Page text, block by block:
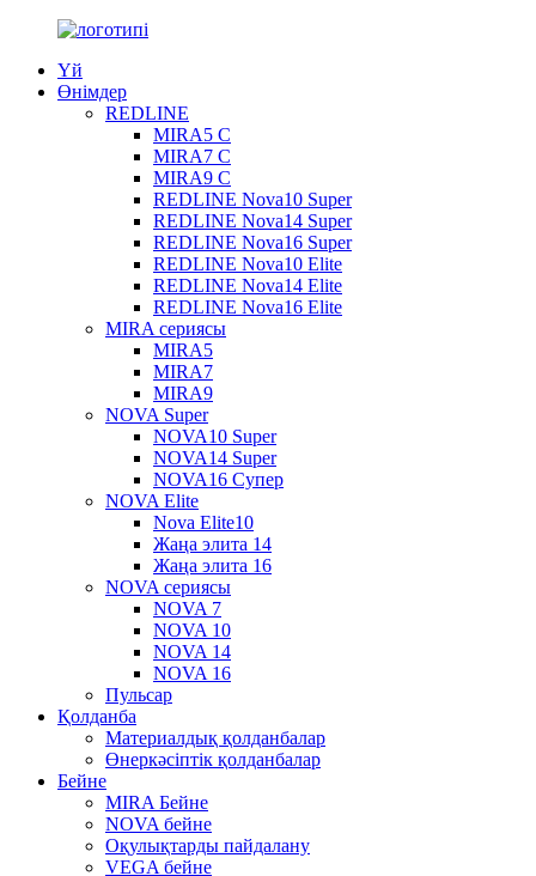
Үй
Өнімдер
REDLINE
MIRA5 С
MIRA7 С
MIRA9 С
REDLINE Nova10 Super
REDLINE Nova14 Super
REDLINE Nova16 Super
REDLINE Nova10 Elite
REDLINE Nova14 Elite
REDLINE Nova16 Elite
MIRA сериясы
MIRA5
MIRA7
MIRA9
NOVA Super
NOVA10 Super
NOVA14 Super
NOVA16 Супер
NOVA Elite
Nova Elite10
Жаңа элита 14
Жаңа элита 16
NOVA сериясы
NOVA 7
NOVA 10
NOVA 14
NOVA 16
Пульсар
Қолданба
Материалдық қолданбалар
Өнеркәсіптік қолданбалар
Бейне
MIRA Бейне
NOVA бейне
Оқулықтарды пайдалану
VEGA бейне